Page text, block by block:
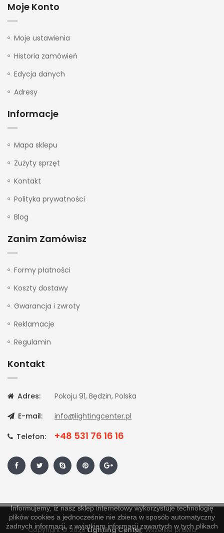
Informujemy, iż nasz sklep internetowy wykorzystuje technologię
plików cookies a jednocześnie nie zbiera w sposób automatyczny
żadnych informacji, z wyjątkiem informacji zawartych w tych plikach
Moje Konto
Moje ustawienia
Historia zamówień
Edycja danych
Adresy
Informacje
Mapa sklepu
Zużyty sprzęt
Kontakt
Polityka prywatności
Blog
Zanim Zamówisz
Formy płatności
Koszty dostawy
Gwarancja i zwroty
Reklamacje
Regulamin
Kontakt
Adres:
Pokoju 91, Będzin, Polska
E-mail:
info@lightingcenter.pl
Telefon: +48 531 76 16 16
Copyright © 2020Lighting Center. Wszelkie prawa